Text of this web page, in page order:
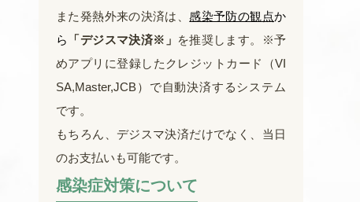
また発熱外来の決済は、感染予防の観点か
ら
「デジスマ決済※」 を推奨します。※予
めアプリに登録したクレジットカード（VI
SA,Master,JCB）で自動決済するシステム
です。
もちろん、デジスマ決済だけでなく、当日
のお支払いも可能です。
感染症対策について